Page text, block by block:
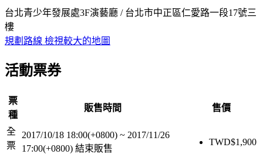
台北青少年發展處3F演藝廳 / 台北市中正區仁愛路一段17號三
樓
規劃路線 檢視較大的地圖
活動票券
票
種
販售時間 售價
全
票
2017/10/18 18:00(+0800) ~ 2017/11/26
17:00(+0800) 結束販售
TWD$1,900